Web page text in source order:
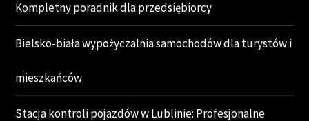
Kompletny poradnik dla przedsiębiorcy
Bielsko-biała wypożyczalnia samochodów dla turystów i
mieszkańców
Stacja kontroli pojazdów w Lublinie: Profesjonalne